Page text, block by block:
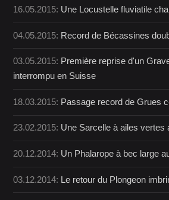
16.05.2015: Une Locustelle fluviatile
04.05.2015: Record de Bécassines
03.05.2015: Première reprise d'un
interrompu en Suisse
18.03.2015: Passage record de Grues
23.02.2015: Une Sarcelle à ailes vertes
20.12.2014: Un Phalarope à bec large
03.12.2014: Le retour du Plongeon